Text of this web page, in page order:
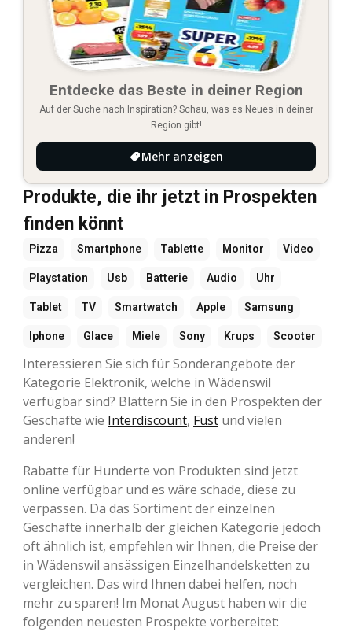
Entdecke das Beste in deiner Region
Auf der Suche nach Inspiration? Schau, was es Neues in deiner
Region gibt!
Mehr anzeigen
Produkte, die ihr jetzt in Prospekten
finden könnt
Pizza Smartphone Tablette Monitor Video
Playstation Usb Batterie Audio Uhr
Tablet TV Smartwatch Apple Samsung
Iphone Glace Miele Sony Krups Scooter
Interessieren Sie sich für Sonderangebote der
Kategorie Elektronik, welche in Wädenswil
verfügbar sind? Blättern Sie in den Prospekten der
Geschäfte wie Interdiscount, Fust und vielen
anderen!
Rabatte für Hunderte von Produkten sind jetzt
online verfügbar und es wäre schade, diese zu
verpassen. Da das Sortiment der einzelnen
Geschäfte innerhalb der gleichen Kategorie jedoch
oft ähnlich ist, empfehlen wir Ihnen, die Preise der
in Wädenswil ansässigen Einzelhandelsketten zu
vergleichen. Das wird Ihnen dabei helfen, noch
mehr zu sparen! Im Monat August haben wir die
folgenden neuesten Prospekte vorbereitet: